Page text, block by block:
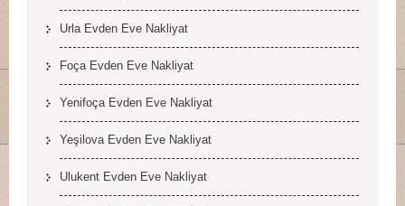
Urla Evden Eve Nakliyat
Foça Evden Eve Nakliyat
Yenifoça Evden Eve Nakliyat
Yeşilova Evden Eve Nakliyat
Ulukent Evden Eve Nakliyat